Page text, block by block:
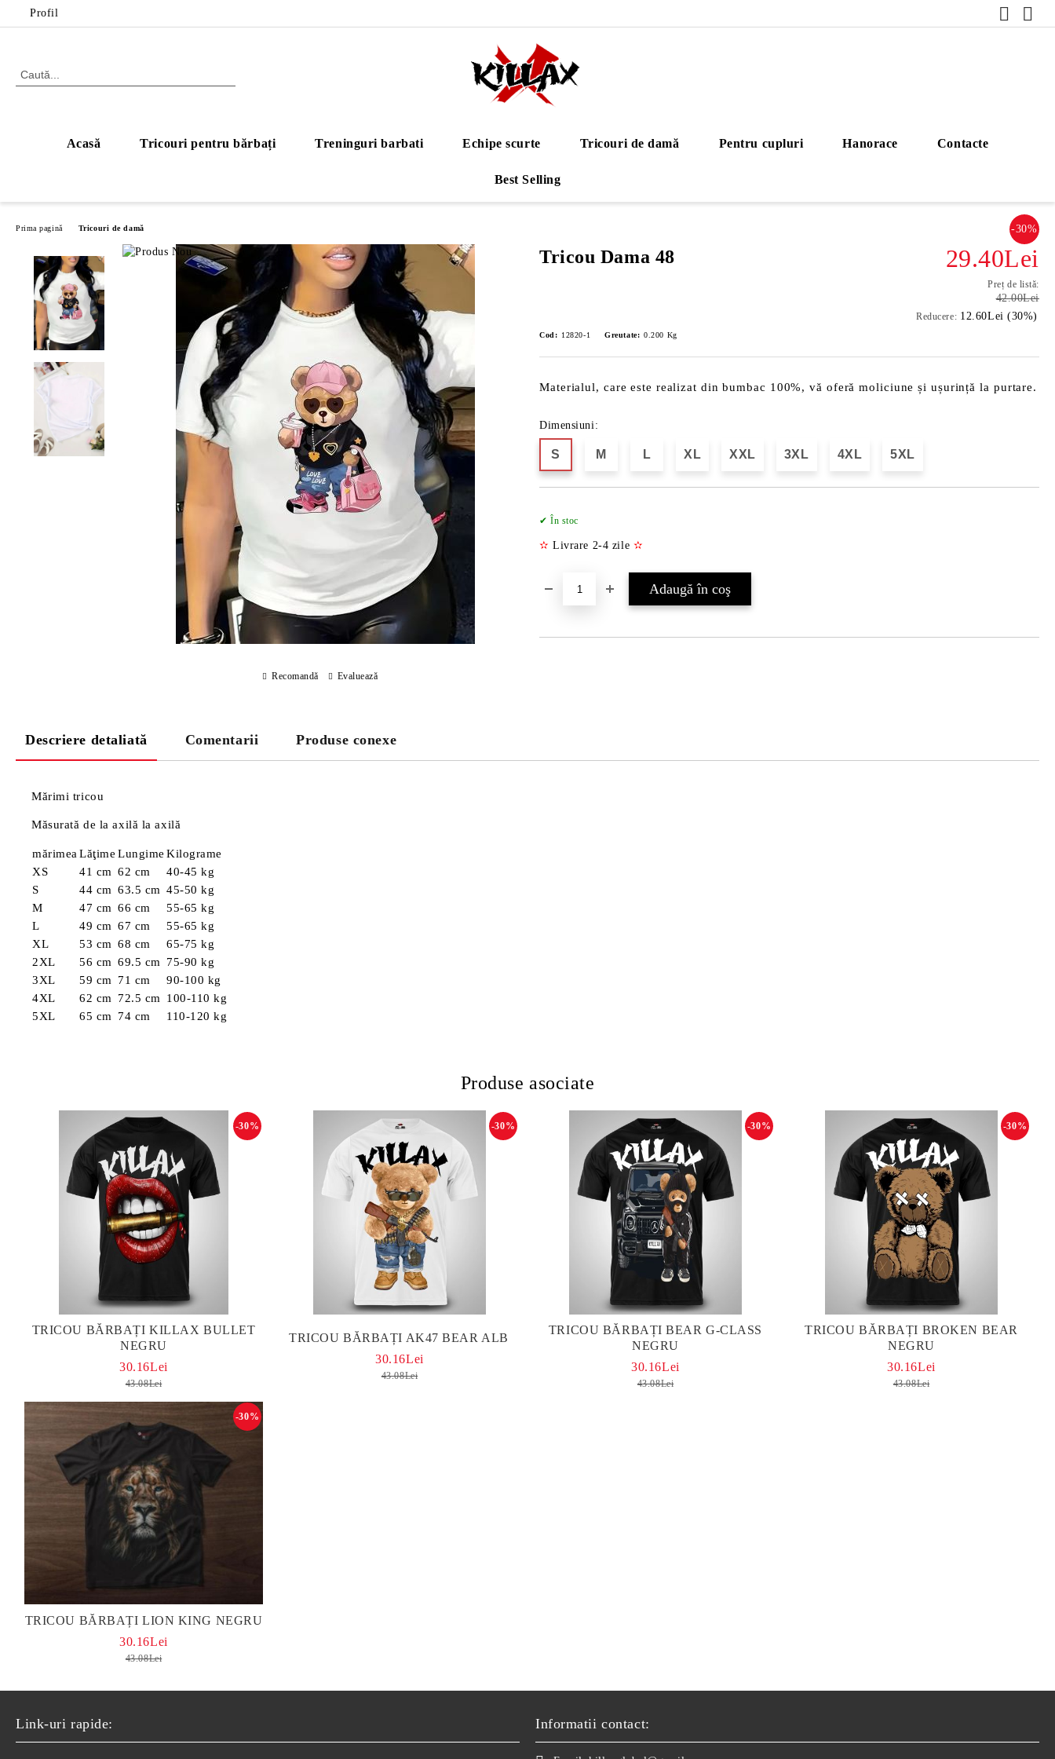
Profil
Acasă Tricouri pentru bărbați Treninguri barbati Echipe scurte Tricouri de damă Pentru cupluri Hanorace Contacte
Best Selling
Prima pagină Tricouri de damă
Tricou Dama 48
-30%
29.40Lei
Preț de listă:
42.00Lei
Reducere: 12.60Lei (30%)
Cod: 12820-1 Greutate: 0.200 Kg
Materialul, care este realizat din bumbac 100%, vă oferă moliciune și ușurință la purtare.
Dimensiuni:
S M L XL XXL 3XL 4XL 5XL
✔ În stoc
✫ Livrare 2-4 zile ✫
Recomandă Evaluează
Descriere detaliată Comentarii Produse conexe
Mărimi tricou
Măsurată de la axilă la axilă
mărimea Lăţime Lungime Kilograme
XS
41 cm 62 cm
40-45 kg
S
44 cm 63.5 cm 45-50 kg
M
47 cm 66 cm
55-65 kg
L
49 cm 67 cm
55-65 kg
XL
53 cm 68 cm
65-75 kg
2XL
56 cm 69.5 cm
75-90 kg
3XL
59 cm 71 cm
90-100 kg
4XL
62 cm 72.5 cm
100-110 kg
5XL
65 cm 74 cm 110-120 kg
Produse asociate
TRICOU BĂRBAȚI KILLAX BULLET
NEGRU
-30%
30.16Lei
43.08Lei
TRICOU BĂRBAȚI AK47 BEAR ALB
-30%
30.16Lei
43.08Lei
TRICOU BĂRBAȚI BEAR G-CLASS
NEGRU
-30%
30.16Lei
43.08Lei
TRICOU BĂRBAȚI BROKEN BEAR
NEGRU
-30%
30.16Lei
43.08Lei
TRICOU BĂRBAȚI LION KING NEGRU
-30%
30.16Lei
43.08Lei
Link-uri rapide: Informatii contact: